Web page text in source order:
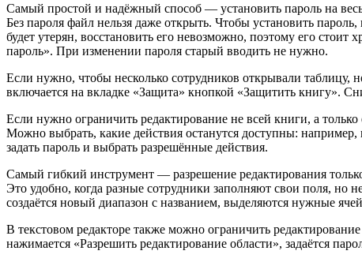
Самый простой и надёжный способ — установить пароль на
Без пароля файл нельзя даже открыть. Чтобы установить
будет утерян, восстановить его невозможно, поэтому его
пароль». При изменении пароля старый вводить не нужно.
Если нужно, чтобы несколько сотрудников открывали таблицу,
включается на вкладке «Защита» кнопкой «Защитить книгу».
Если нужно ограничить редактирование не всей книги, а
Можно выбрать, какие действия останутся доступны:
задать пароль и выбрать разрешённые действия.
Самый гибкий инструмент — разрешение редактирования
Это удобно, когда разные сотрудники заполняют свои поля, но
создаётся новый диапазон с названием, выделяются нужные
В текстовом редакторе также можно ограничить
нажимается «Разрешить редактирование области», задаётся